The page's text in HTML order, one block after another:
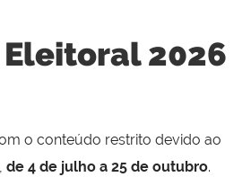
2026
o conteúdo restrito devido ao
de 4 de julho a 25 de outubro.